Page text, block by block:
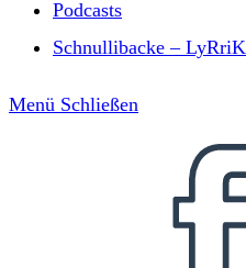
Podcasts
Schnullibacke – LyRriK
Menü Schließen